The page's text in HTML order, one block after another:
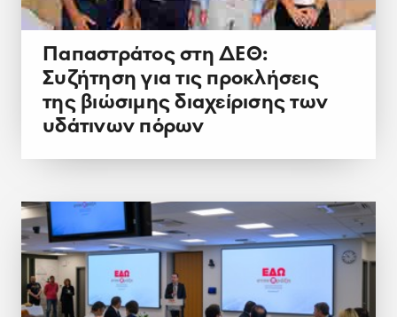
Παπαστράτος στη ΔΕΘ:
Συζήτηση για τις προκλήσεις
της βιώσιμης διαχείρισης των
υδάτινων πόρων